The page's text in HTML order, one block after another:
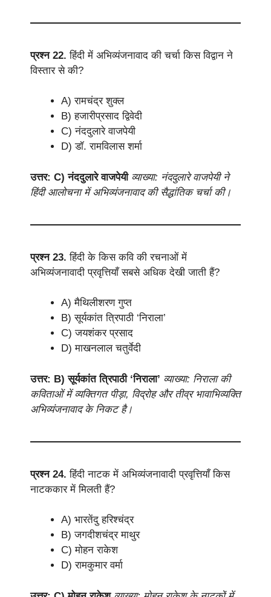
प्रश्न 22. हिंदी में अभिव्यंजनावाद की चर्चा किस विद्वान ने
विस्तार से की?
A) रामचंद्र शुक्ल
B) हजारीप्रसाद द्विवेदी
C) नंददुलारे वाजपेयी
D) डॉ. रामविलास शर्मा
उत्तर: C) नंददुलारे वाजपेयी व्याख्या: नंददुलारे वाजपेयी ने
हिंदी आलोचना में अभिव्यंजनावाद की सैद्धांतिक चर्चा की।
प्रश्न 23. हिंदी के किस कवि की रचनाओं में
अभिव्यंजनावादी प्रवृत्तियाँ सबसे अधिक देखी जाती हैं?
A) मैथिलीशरण गुप्त
B) सूर्यकांत त्रिपाठी ‘निराला’
C) जयशंकर प्रसाद
D) माखनलाल चतुर्वेदी
उत्तर: B) सूर्यकांत त्रिपाठी ‘निराला’ व्याख्या: निराला की
कविताओं में व्यक्तिगत पीड़ा, विद्रोह और तीव्र भावाभिव्यक्ति
अभिव्यंजनावाद के निकट है।
प्रश्न 24. हिंदी नाटक में अभिव्यंजनावादी प्रवृत्तियाँ किस
नाटककार में मिलती हैं?
A) भारतेंदु हरिश्चंद्र
B) जगदीशचंद्र माथुर
C) मोहन राकेश
D) रामकुमार वर्मा